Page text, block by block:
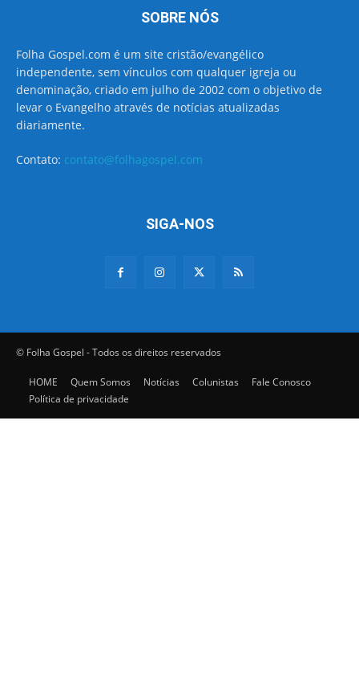
SOBRE NÓS
Folha Gospel.com é um site cristão/evangélico
independente, sem vínculos com qualquer igreja ou
denominação, criado em julho de 2002 com o objetivo de
levar o Evangelho através de notícias atualizadas
diariamente.
Contato: contato@folhagospel.com
SIGA-NOS
© Folha Gospel - Todos os direitos reservados
HOME Quem Somos Notícias Colunistas
Fale Conosco
Política de privacidade